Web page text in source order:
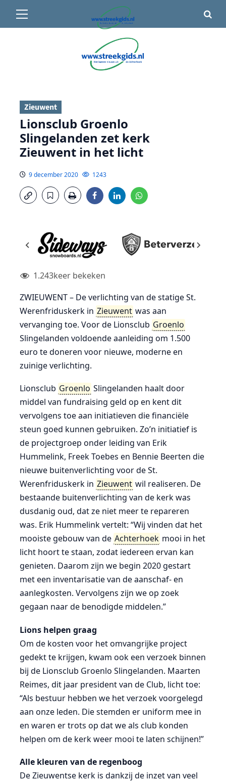
19°C• Vandaag 15° / 24°
menu
Zieuwent
Lionsclub Groenlo
Slingelanden zet kerk
Zieuwent in het licht
9 december 2020 1243
1.243keer bekeken
ZWIEUWENT – De verlichting van de statige St.
Werenfriduskerk in Zieuwent was aan
vervanging toe. Voor de Lionsclub Groenlo
Slingelanden voldoende aanleiding om 1.500
euro te doneren voor nieuwe, moderne en
zuinige verlichting.
Lionsclub Groenlo Slingelanden haalt door
middel van fundraising geld op en kent dit
vervolgens toe aan initiatieven die financiële
steun goed kunnen gebruiken. Zo’n initiatief is
de projectgroep onder leiding van Erik
Hummelink, Freek Toebes en Bennie Beerten die
nieuwe buitenverlichting voor de St.
Werenfriduskerk in Zieuwent wil realiseren. De
bestaande buitenverlichting van de kerk was
dusdanig oud, dat ze niet meer te repareren
was. Erik Hummelink vertelt: “Wij vinden dat het
mooiste gebouw van de Achterhoek mooi in het
licht hoort te staan, zodat iedereen ervan kan
genieten. Daarom zijn we begin 2020 gestart
met een inventarisatie van de aanschaf- en
aanlegkosten. Vervolgens zijn we op zoek
gegaan naar de benodigde middelen.”
Lions helpen graag
Om de kosten voor het omvangrijke project
gedekt te krijgen, kwam ook een verzoek binnen
bij de Lionsclub Groenlo Slingelanden. Maarten
Reimes, dit jaar president van de Club, licht toe:
“Als bestuur hebben we het verzoek voorgelegd
aan onze leden. Die stemden er uniform mee in
en waren er trots op dat we als club konden
helpen om de kerk weer mooi te laten schijnen!”
Alle kleuren van de regenboog
De Zieuwentse kerk is dankzij de inzet van veel